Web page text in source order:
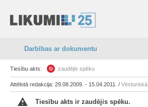
Darbības ar dokumentu
Tiesību akts: zaudējis spēku
Attēlotā redakcija: 29.08.2009. - 15.04.2011. / Vēsturiskā
Tiesību akts ir zaudējis spēku.